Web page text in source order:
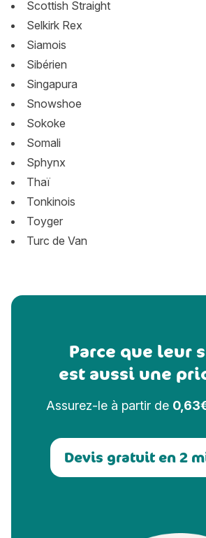
Scottish Straight
Selkirk Rex
Siamois
Sibérien
Singapura
Snowshoe
Sokoke
Somali
Sphynx
Thaï
Tonkinois
Toyger
Turc de Van
Parce que leur
est aussi une
Assurez-le à partir de
Devis gratuit en 2